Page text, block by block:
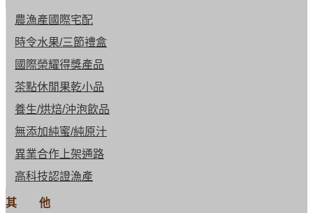
農漁產國際宅配
時令水果/三節禮盒
國際榮耀得獎產品
茶點休閒果乾小品
養生/烘焙/沖泡飲品
無添加純蜜/純原汁
異業合作上架通路
高科技認證漁產
其 他